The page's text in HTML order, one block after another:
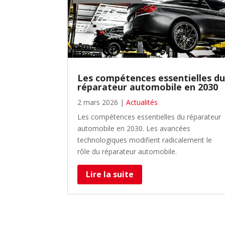
Les compétences essentielles du
réparateur automobile en 2030
2 mars 2026 |Actualités
Les compétences essentielles du réparateur
automobile en 2030. Les avancées
technologiques modifient radicalement le
rôle du réparateur automobile.
Lire la suite